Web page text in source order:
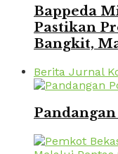
Bappeda
Pastikan
Bangkit,
Berita Jurnal